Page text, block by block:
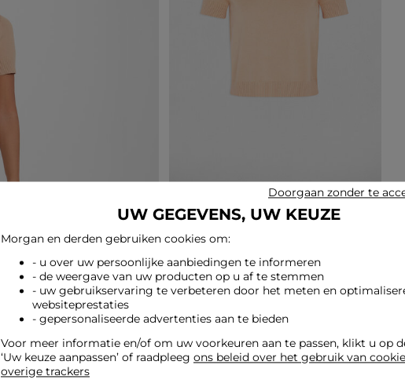
UW GEGEVENS, UW KEUZE
Morgan en derden gebruiken cookies om:
- u over uw persoonlijke aanbiedingen te informeren
- de weergave van uw producten op u af te stemmen
- uw gebruikservaring te verbeteren door het meten en
websiteprestaties
- gepersonaliseerde advertenties aan te bieden
Voor meer informatie en/of om uw voorkeuren aan te passen, klikt u op
‘Uw keuze aanpassen’ of raadpleeg ons beleid over het gebruik van
overige trackers
Doorgaan zonder te